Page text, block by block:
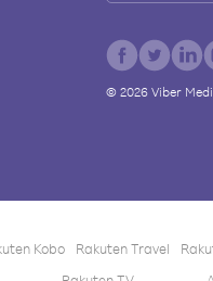
© 2026Viber
Kobo Rakuten Travel